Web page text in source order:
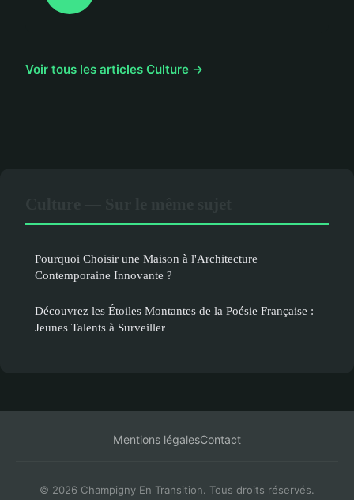
Voir tous les articles Culture →
Pourquoi Choisir une Maison à l'Architecture
Contemporaine Innovante ?
Découvrez les Étoiles Montantes de la Poésie Française :
Jeunes Talents à Surveiller
Mentions légalesContact
© 2026 Champigny En Transition. Tous droits réservés.